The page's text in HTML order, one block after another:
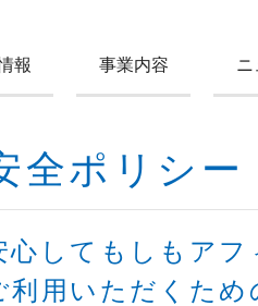
報 事業内容 ニ
全ポリシー
心してもしもアフ
利用いただくため